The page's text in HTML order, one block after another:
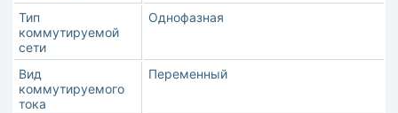
Тип
коммутируемой
сети
Однофазная
Вид
коммутируемого
тока
Переменный